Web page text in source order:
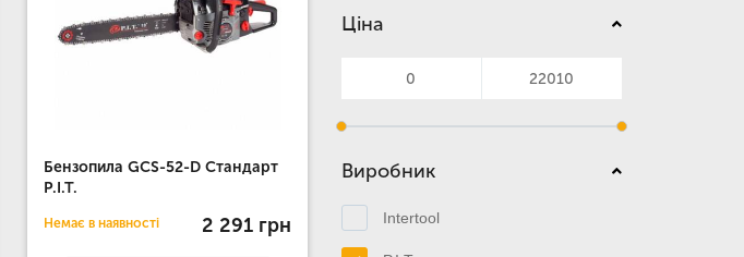
Бензопила GCS-52-D Стандарт
P.I.T.
Немає в наявності 2 291 грн
Ціна
Виробник
Intertool